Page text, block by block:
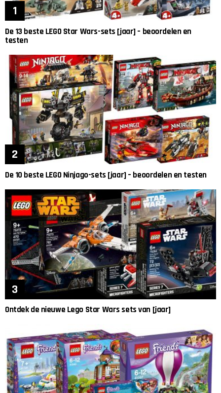
De 13 beste LEGO Star Wars-sets [jaar] – beoordelen en
testen
De 10 beste LEGO Ninjago-sets [jaar] – beoordelen en testen
Ontdek de nieuwe Lego Star Wars sets van [jaar]